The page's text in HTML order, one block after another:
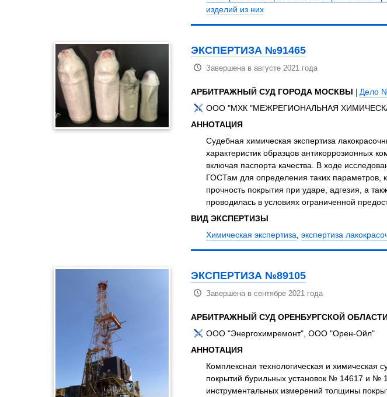
изделий из них
ЭКСПЕРТИЗА №91465
Завершена в августе 2021 года
АРБИТРАЖНЫЙ СУД ГОРОДА МОСКВЫ | Дело
ООО "МХК "МЕЖРЕГИОНАЛЬНАЯ
АННОТАЦИЯ
Судебная химическая экспертиза
характеристик образцов антикоррозионных
включая паспорта качества. В ходе
ГОСТам для определения таких параметров,
прочность покрытия при ударе, адгезия, а
проводилась в условиях ограниченной
ВИД ЭКСПЕРТИЗЫ
Химическая экспертиза, экспертиза
ЭКСПЕРТИЗА №89105
Завершена в сентябре 2021 года
АРБИТРАЖНЫЙ СУД ОРЕНБУРГСКОЙ
ООО "Энергохимремонт", ООО "Орен-Ойл"
АННОТАЦИЯ
Комплексная технологическая и химическая
покрытий бурильных установок № 14617 и №
инструментальных измерений толщины